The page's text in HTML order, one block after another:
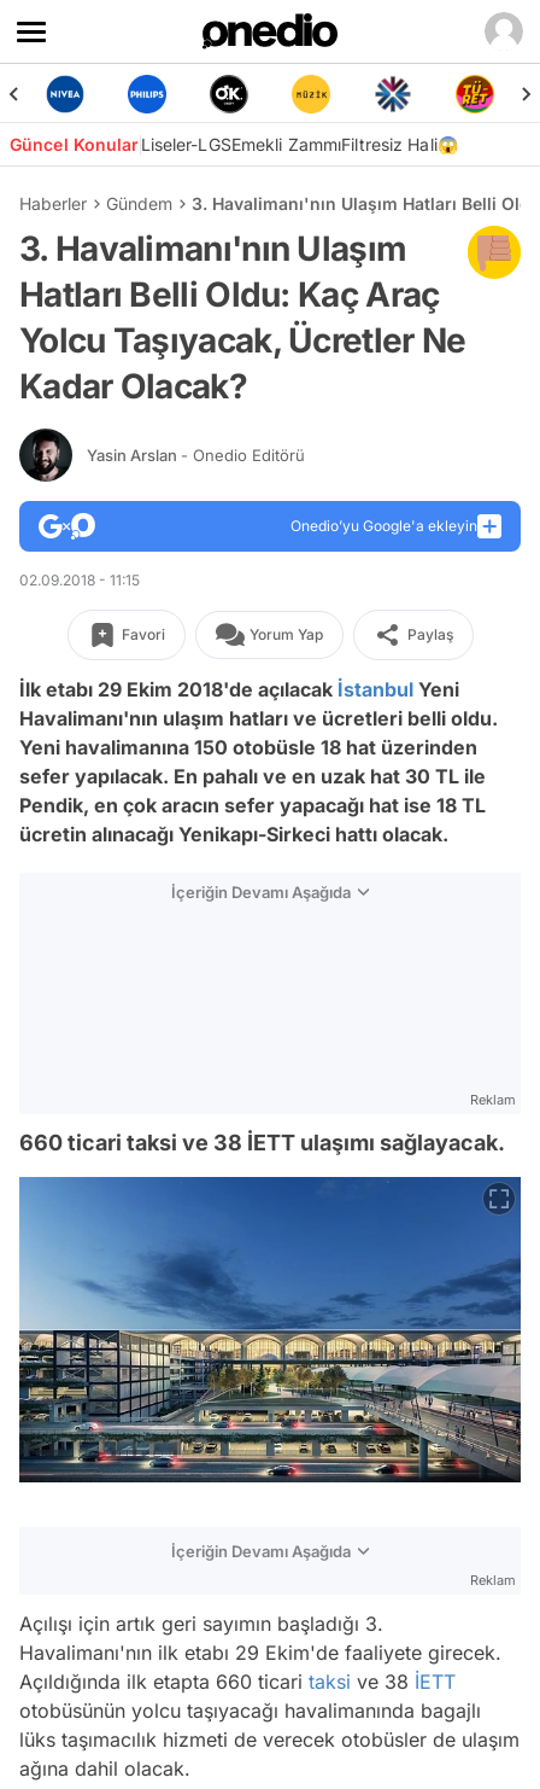
Güncel KonularLiseler-LGSEmekli ZammıFiltresiz Hali😱
Haberler Gündem 3. Havalimanı'nın Ulaşım Hatları Belli
3. Havalimanı'nın Ulaşım
Hatları Belli Oldu: Kaç Araç
Yolcu Taşıyacak, Ücretler Ne
Kadar Olacak?
Yasin Arslan - Onedio Editörü
Onedio’yu Google'a ekleyin
02.09.2018 - 11:15
Favori Yorum Yap Paylaş
İlk etabı 29 Ekim 2018'de açılacak İstanbul Yeni
Havalimanı'nın ulaşım hatları ve ücretleri belli oldu.
Yeni havalimanına 150 otobüsle 18 hat üzerinden
sefer yapılacak. En pahalı ve en uzak hat 30 TL ile
Pendik, en çok aracın sefer yapacağı hat ise 18 TL
ücretin alınacağı Yenikapı-Sirkeci hattı olacak.
İçeriğin Devamı Aşağıda
Reklam
660 ticari taksi ve 38 İETT ulaşımı sağlayacak.
İçeriğin Devamı Aşağıda
Reklam
Açılışı için artık geri sayımın başladığı 3.
Havalimanı'nın ilk etabı 29 Ekim'de faaliyete girecek.
Açıldığında ilk etapta 660 ticari taksi ve 38 İETT
otobüsünün yolcu taşıyacağı havalimanında bagajlı
lüks taşımacılık hizmeti de verecek otobüsler de ulaşım
ağına dahil olacak.